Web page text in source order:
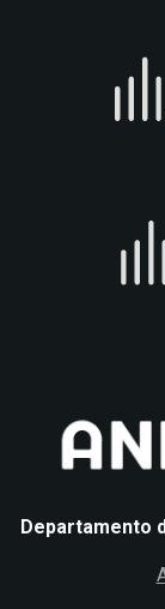
Departamento